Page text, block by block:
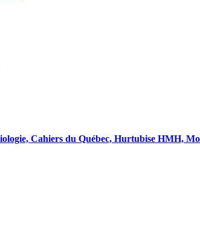
Cahiers du Québec, Hurtubise HMH,